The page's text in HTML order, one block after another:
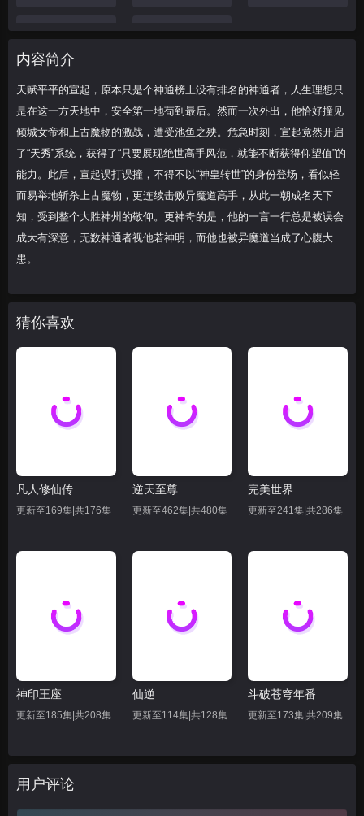
22 23
内容简介
天赋平平的宣起，原本只是个神通榜上没有排名的神通者，人生理想只
是在这一方天地中，安全第一地苟到最后。然而一次外出，他恰好撞见
倾城女帝和上古魔物的激战，遭受池鱼之殃。危急时刻，宣起竟然开启
了“天秀”系统，获得了“只要展现绝世高手风范，就能不断获得仰望值”的
能力。此后，宣起误打误撞，不得不以“神皇转世”的身份登场，看似轻
而易举地斩杀上古魔物，更连续击败异魔道高手，从此一朝成名天下
知，受到整个大胜神州的敬仰。更神奇的是，他的一言一行总是被误会
成大有深意，无数神通者视他若神明，而他也被异魔道当成了心腹大
患。
猜你喜欢
凡人修仙传
更新至169集|共176集
逆天至尊
更新至462集|共480集
完美世界
更新至241集|共286集
神印王座
更新至185集|共208集
仙逆
更新至114集|共128集
斗破苍穹年番
更新至173集|共209集
用户评论